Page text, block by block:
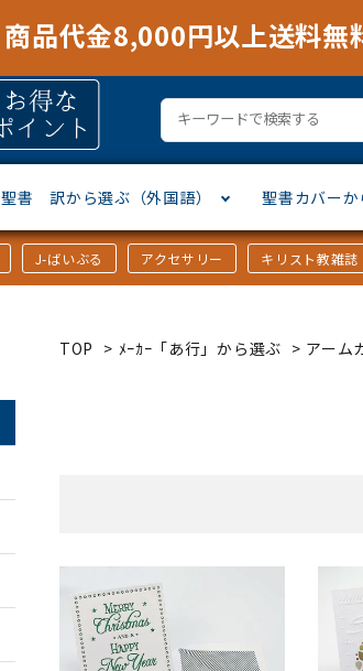
商品代金8,000円以上送料無
聖書 訳から選ぶ（外国語） 聖書カバー
J-ばいぶる アクセサリー キリスト教雑誌
TOP > ﾒｰｶｰ「あ行」から選ぶ > アーム